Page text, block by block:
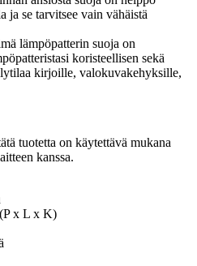
ja se tarvitsee vain vähäistä
lämpöpatterin suoja on
koristeellisen sekä
kirjoille, valokuvakehyksille,
tuotetta on käytettävä mukana
kanssa.
x L x K)